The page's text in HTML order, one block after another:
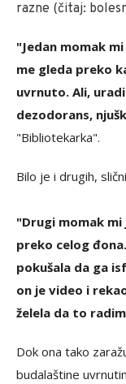
razne (čitaj:
"Jedan momak
me gleda preko
uvrnuto. Ali,
dezodorans,
"Bibliotekarka".
Bilo je i drugih,
"Drugi momak
preko celog
pokušala da ga
on je video i
želela da to
Dok ona tako
budalaštine